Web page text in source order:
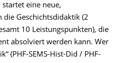
eine neue,
die Geschichtsdidaktik (2
10 Leistungspunkten), die
absolviert werden kann. Wer
(PHF-SEMS-Hist-Did / PHF-